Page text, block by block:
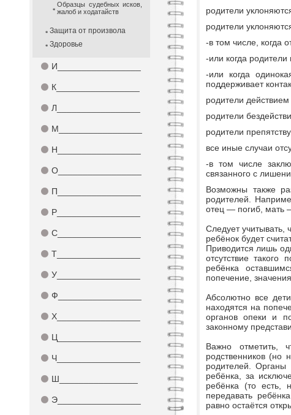
Образцы судебных исков,
жалоб и ходатайств
Защита от произвола
Здоровье
⚫ И_________________
⚫ К_________________
⚫ Л_________________
⚫ М_________________
⚫ Н_________________
⚫ О_________________
⚫ П_________________
⚫ Р_________________
⚫ С_________________
⚫ Т_________________
⚫ У_________________
⚫ Ф_________________
⚫ Х_________________
⚫ Ц_________________
⚫ Ч_________________
⚫ Ш________________
⚫ Э_________________
родители
родители
-в том числе, когда
-или когда
-или когда
поддерживает
родители
родители
родители
все иные случаи
-в том числе
связанного с
Возможны также
родителей.
отец — погиб, мать
Следует учитывать,
ребёнок будет
Приводится лишь
отсутствие
ребёнка
попечение,
Абсолютно все
находятся на
органов опеки и
законному
Важно отметить,
родственников (но
родителей. Органы
ребёнка, за
ребёнка (то есть,
передавать
равно остаётся